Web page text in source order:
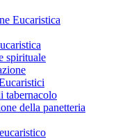
Eucaristica
spirituale
tabernacolo
della panetteria